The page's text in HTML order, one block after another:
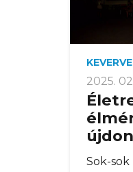
KEVERVE
2025.
Sok-